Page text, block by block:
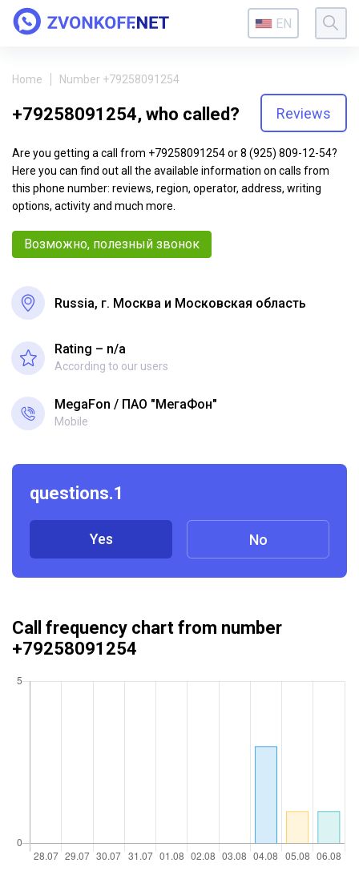
EN
Home Number +79258091254
+79258091254, who called? Reviews
Are you getting a call from +79258091254 or 8 (925) 809-12-54?
Here you can find out all the available information on calls from
this phone number: reviews, region, operator, address, writing
options, activity and much more.
Возможно, полезный звонок
Russia, г. Москва и Московская область
Rating – n/a
According to our users
MegaFon ПАО "МегаФон"
Mobile
questions.1
Yes No
Call frequency chart from number
+79258091254